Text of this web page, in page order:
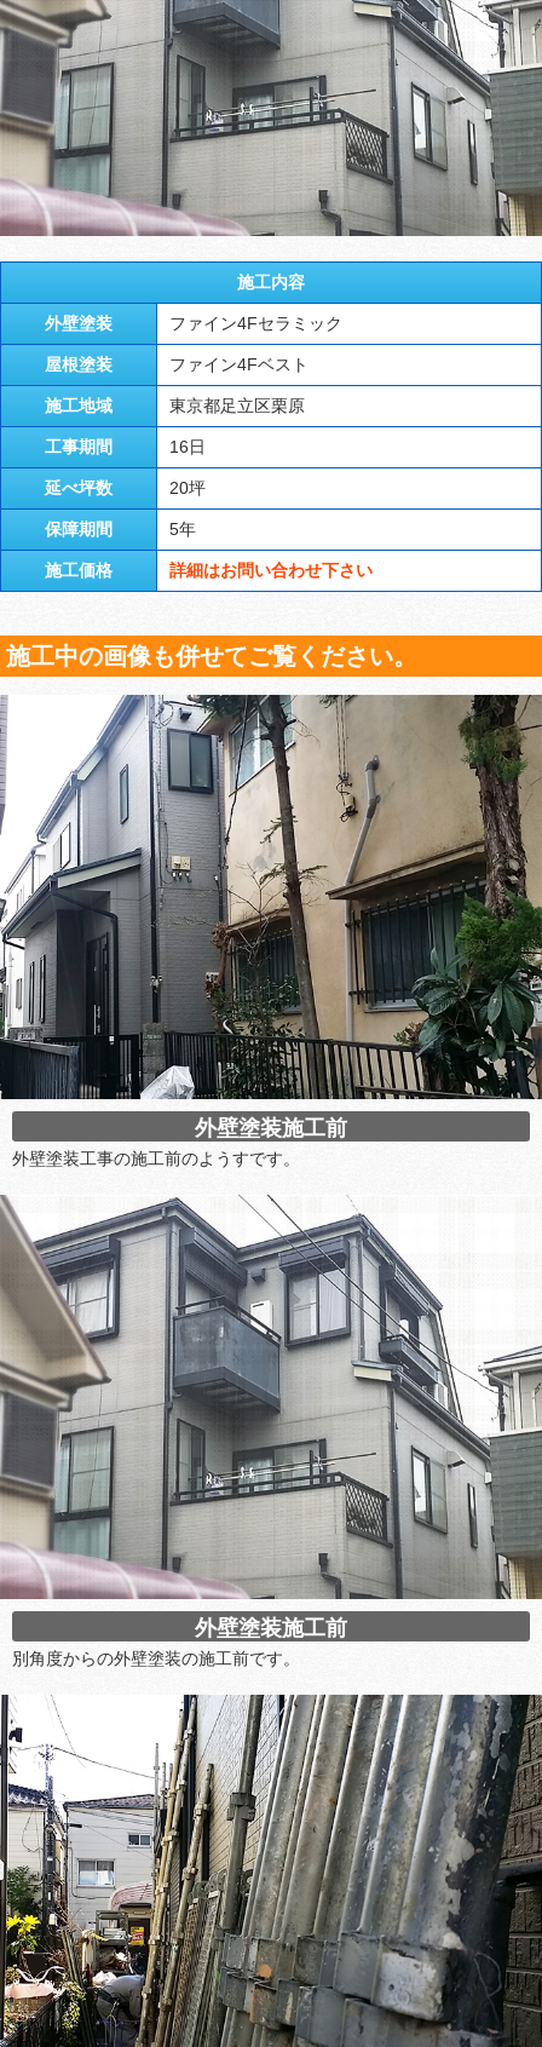
施工内容
外壁塗装 ファイン4Fセラミック
屋根塗装 ファイン4Fベスト
施工地域 東京都足立区栗原
工事期間 16日
延べ坪数 20坪
保障期間 5年
施工価格 詳細はお問い合わせ下さい
施工中の画像も併せてご覧ください。
外壁塗装施工前
外壁塗装工事の施工前のようすです。
外壁塗装施工前
別角度からの外壁塗装の施工前です。